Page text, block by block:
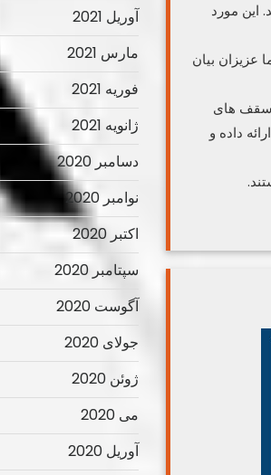
این مورد
عزیزان بیان
سقف های
داده و
آوریل 2021
مارس 2021
فوریه 2021
ژانویه 2021
دسامبر 2020
نوامبر 2020
اکتبر 2020
سپتامبر 2020
آگوست 2020
جولای 2020
ژوئن 2020
می 2020
آوریل 2020